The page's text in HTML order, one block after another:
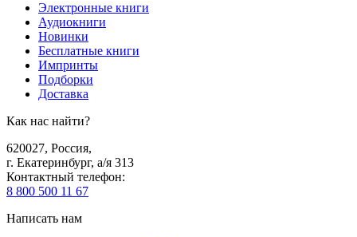
Электронные книги
Аудиокниги
Новинки
Бесплатные книги
Импринты
Подборки
Доставка
Как нас найти?
620027, Россия,
г. Екатеринбург, а/я 313
Контактный телефон:
8 800 500 11 67
Написать нам